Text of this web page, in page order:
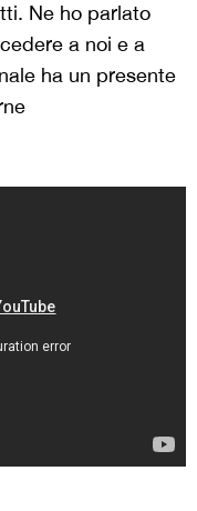
Ne ho parlato
a noi e a
ha un presente